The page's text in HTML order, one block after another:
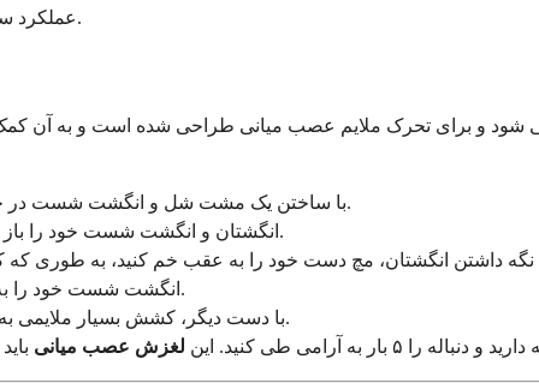
عملکرد سالم مفاصل و تاندون ها عالی هستند.
و برای تحرک ملایم عصب میانی طراحی شده است و به آن کمک
با ساختن یک مشت شل و انگشت شست در خارج انگشتان خود شروع کنید.
انگشتان و انگشت شست خود را باز کنید تا صاف و رو به بالا باشند.
انگشت شست خود را به آرامی از کف دست دور کنید.
با دست دیگر، کشش بسیار ملایمی به انگشت شست خود وارد کنید.
به آرامی طی کنید. این
لغزش عصب میانی